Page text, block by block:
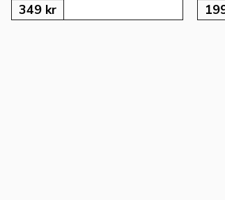
349 kr